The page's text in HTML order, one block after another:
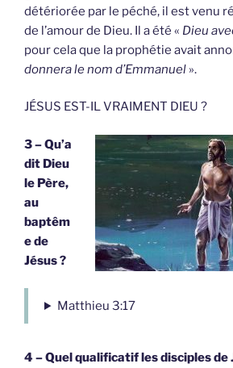
détériorée par le péché, il est venu
de l’amour de Dieu. Il a été « Dieu
pour cela que la prophétie avait
donnera le nom d’Emmanuel ».
JÉSUS EST-IL VRAIMENT DIEU ?
3 – Qu’a
dit Dieu
le Père,
au
baptêm
e de
Jésus ?
Matthieu 3:17
4 – Quel qualificatif les disciples de